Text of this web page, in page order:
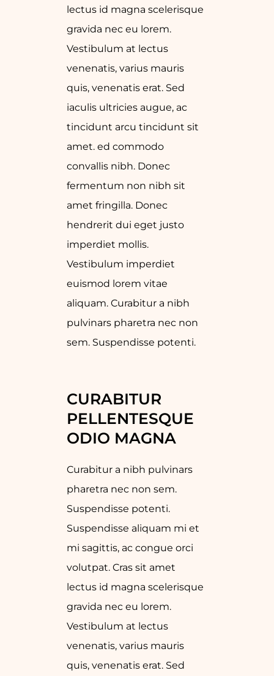
lectus id magna scelerisque
gravida nec eu lorem.
Vestibulum at lectus
venenatis, varius mauris
quis, venenatis erat. Sed
iaculis ultricies augue, ac
tincidunt arcu tincidunt sit
amet. ed commodo
convallis nibh. Donec
fermentum non nibh sit
amet fringilla. Donec
hendrerit dui eget justo
imperdiet mollis.
Vestibulum imperdiet
euismod lorem vitae
aliquam. Curabitur a nibh
pulvinars pharetra nec non
sem. Suspendisse potenti.
CURABITUR
PELLENTESQUE
ODIO MAGNA
Curabitur a nibh pulvinars
pharetra nec non sem.
Suspendisse potenti.
Suspendisse aliquam mi et
mi sagittis, ac congue orci
volutpat. Cras sit amet
lectus id magna scelerisque
gravida nec eu lorem.
Vestibulum at lectus
venenatis, varius mauris
quis, venenatis erat. Sed